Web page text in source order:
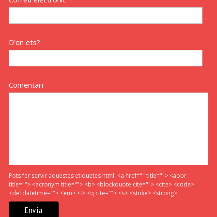
D'on ets?
Comentari
Pots fer servir aquestes etiquetes html: <a href="" title=""> <abbr
title=""> <acronym title=""> <b> <blockquote cite=""> <cite> <code>
<del datetime=""> <em> <i> <q cite=""> <s> <strike> <strong>